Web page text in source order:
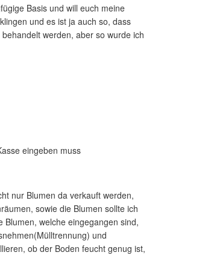
Basis und will euch meine
und es ist ja auch so, dass
werden, aber so wurde ich
eingeben muss
nur Blumen da verkauft werden,
sowie die Blumen sollte ich
welche eingegangen sind,
und
ob der Boden feucht genug ist,